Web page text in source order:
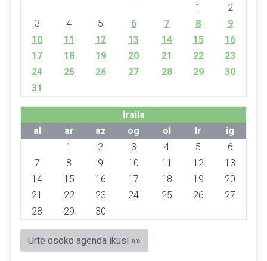
1
2
3
4 5 6 7 8
9
10
11 12 13 14 15
16
17
18 19 20 21 22
23
24
25 26 27 28 29
30
31
Iraila
al
ar az og ol lr
ig
1
2 3 4 5
6
7
8 9 10 11 12
13
14
15 16 17 18 19
20
21
22 23 24 25 26
27
28
29 30
Urte osoko agenda ikusi »»